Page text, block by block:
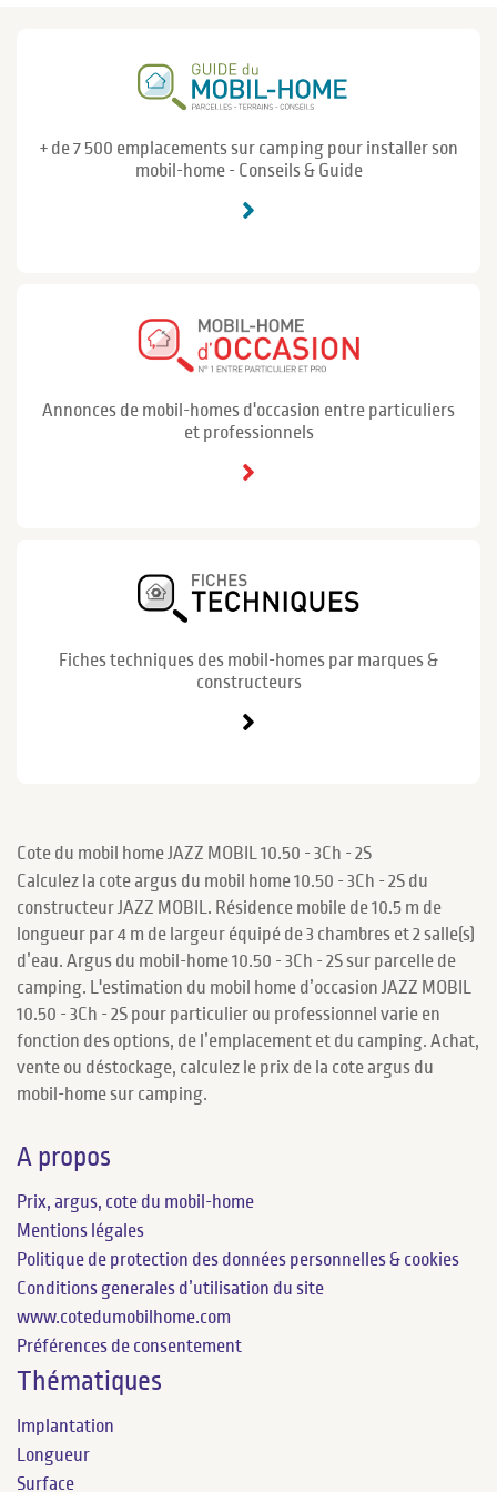
+ de 7 500 emplacements sur camping pour installer son
mobil-home - Conseils & Guide
Annonces de mobil-homes d'occasion entre particuliers
et professionnels
Fiches techniques des mobil-homes par marques &
constructeurs
Cote du mobil home JAZZ MOBIL 10.50 - 3Ch - 2S
Calculez la cote argus du mobil home 10.50 - 3Ch - 2S du
constructeur JAZZ MOBIL. Résidence mobile de 10.5 m de
longueur par 4 m de largeur équipé de 3 chambres et 2 salle(s)
d’eau. Argus du mobil-home 10.50 - 3Ch - 2S sur parcelle de
camping. L'estimation du mobil home d’occasion JAZZ MOBIL
10.50 - 3Ch - 2S pour particulier ou professionnel varie en
fonction des options, de l’emplacement et du camping. Achat,
vente ou déstockage, calculez le prix de la cote argus du
mobil-home sur camping.
A propos
Prix, argus, cote du mobil-home
Mentions légales
Politique de protection des données personnelles & cookies
Conditions generales d’utilisation du site
www.cotedumobilhome.com
Préférences de consentement
Thématiques
Implantation
Longueur
Surface